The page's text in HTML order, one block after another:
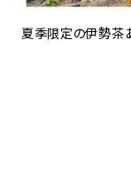
夏季限定の伊勢茶